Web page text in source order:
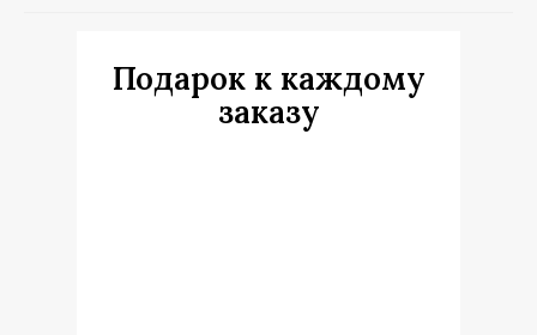
Подарок к каждому
заказу